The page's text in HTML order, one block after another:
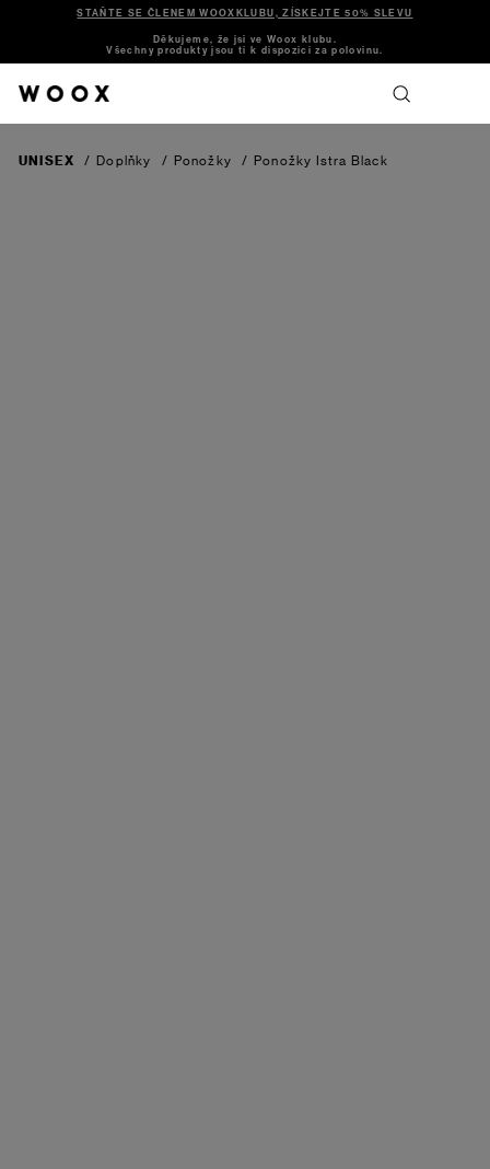
STAŇTE SE ČLENEM WOOXKLUBU, ZÍSKEJTE 50% SLEVU
Děkujeme, že jsi ve Woox klubu.
Všechny produkty jsou ti k dispozici za polovinu.
UNISEX / Doplňky / Ponožky / Ponožky Istra Black